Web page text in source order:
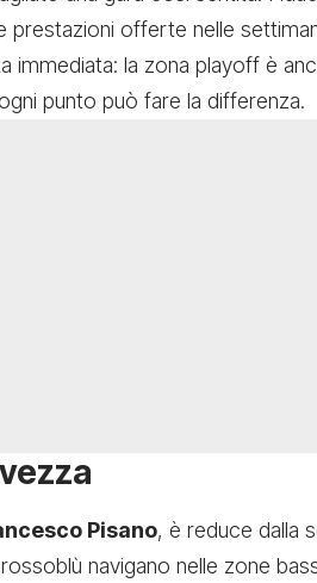
offerte nelle
immediata: la zona playoff è
punto può fare la differenza.
Pisano, è reduce dalla
navigano nelle zone